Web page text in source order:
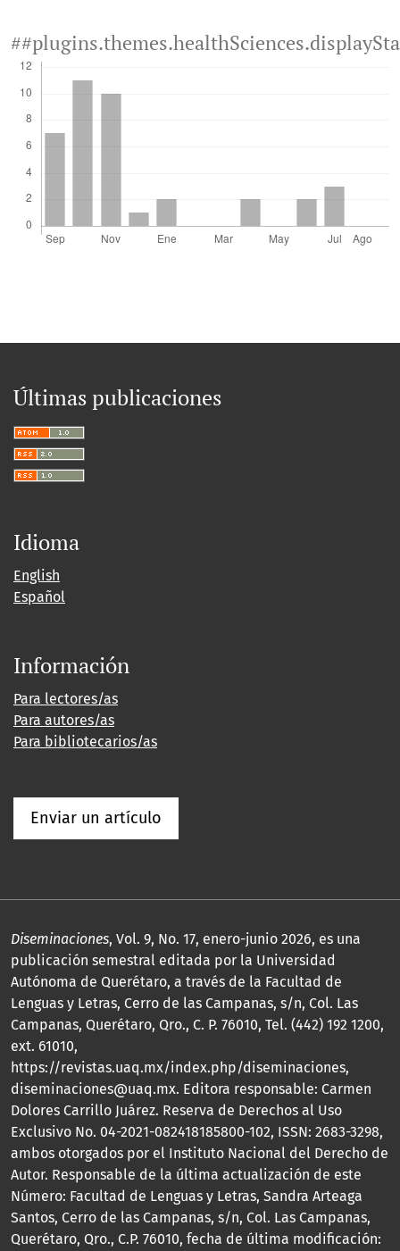
Últimas publicaciones
Idioma
English
Español
Información
Para lectores/as
Para autores/as
Para bibliotecarios/as
Enviar un artículo
Diseminaciones, Vol. 9, No. 17, enero-junio 2026, es una
publicación semestral editada por la Universidad
Autónoma de Querétaro, a través de la Facultad de
Lenguas y Letras, Cerro de las Campanas, s/n, Col. Las
Campanas, Querétaro, Qro., C. P. 76010, Tel. (442) 192 1200,
ext. 61010,
https://revistas.uaq.mx/index.php/diseminaciones,
diseminaciones@uaq.mx. Editora responsable: Carmen
Dolores Carrillo Juárez. Reserva de Derechos al Uso
Exclusivo No. 04-2021-082418185800-102, ISSN: 2683-3298,
ambos otorgados por el Instituto Nacional del Derecho de
Autor. Responsable de la última actualización de este
Número: Facultad de Lenguas y Letras, Sandra Arteaga
Santos, Cerro de las Campanas, s/n, Col. Las Campanas,
Querétaro, Qro., C.P. 76010, fecha de última modificación: